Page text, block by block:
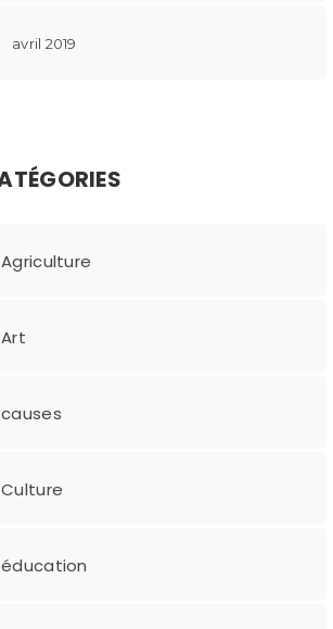
avril 2019
Agriculture
Art
causes
Culture
éducation